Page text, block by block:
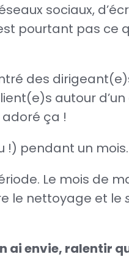
sociaux,
pourtant pas ce
des
autour
adoré ça !
!) pendant un mois.
Le mois de
le nettoyage et le
envie, ralentir